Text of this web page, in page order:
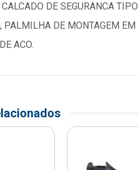
DE SEGURANCA
PALMILHA DE MONTAGEM
ACO.